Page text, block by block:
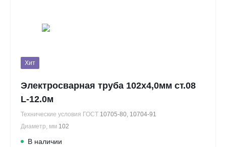
Хит
Электросварная труба 102х4,0мм ст.08
L-12.0м
Технические условия ГОСТ 10705-80, 10704-91
Диаметр, мм 102
В наличии